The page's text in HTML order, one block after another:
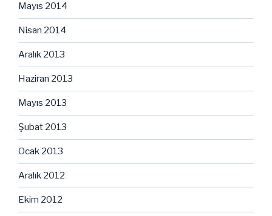
Mayıs 2014
Nisan 2014
Aralık 2013
Haziran 2013
Mayıs 2013
Şubat 2013
Ocak 2013
Aralık 2012
Ekim 2012